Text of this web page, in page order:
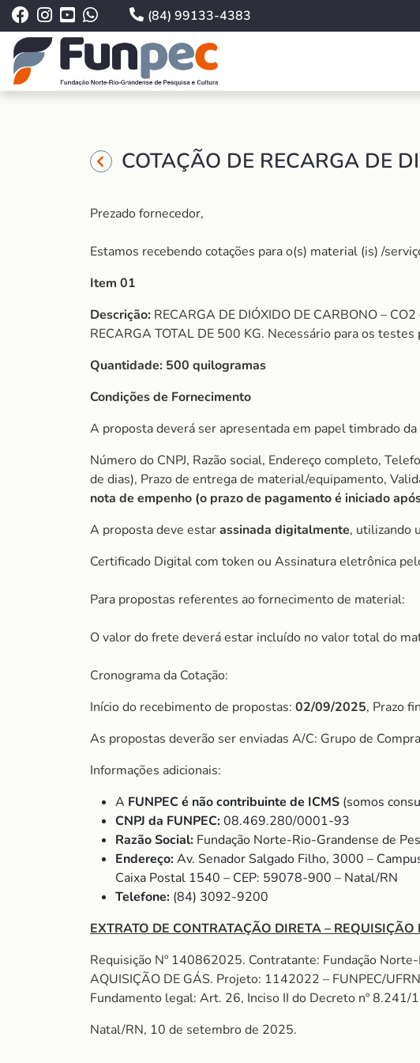
(84) 99133-4383
COTAÇÃO DE RECARGA DE
Prezado fornecedor,
Estamos recebendo cotações para o(s) material (is) /
Item 01
Descrição: RECARGA DE DIÓXIDO DE CARBONO –
RECARGA TOTAL DE 500 KG. Necessário para os
Quantidade: 500 quilogramas
Condições de Fornecimento
A proposta deverá ser apresentada em papel timbrado
Número do CNPJ, Razão social, Endereço completo,
de dias), Prazo de entrega de material/equipamento,
nota de empenho (o prazo de pagamento é iniciado
A proposta deve estarassinada digitalmente, utilizando
Certificado Digital com token ou Assinatura eletrônica
Para propostas referentes ao fornecimento de material:
O valor do frete deverá estar incluído no valor total do
Cronograma da Cotação:
Início do recebimento de propostas: 02/09/2025, Prazo
As propostas deverão ser enviadas A/C: Grupo de
Informações adicionais:
A FUNPEC é não contribuinte de ICMS (somos
CNPJ da FUNPEC:08.469.280/0001-93
Razão Social: Fundação Norte-Rio-Grandense de
Endereço:Av. Senador Salgado Filho, 3000 –
Caixa Postal 1540 – CEP: 59078-900 – Natal/RN
Telefone: (84) 3092-9200
EXTRATO DE CONTRATAÇÃO DIRETA –
Requisição Nº 140862025. Contratante: Fundação
AQUISIÇÃO DE GÁS. Projeto: 1142022 – FUNPEC/
Fundamento legal: Art. 26, Inciso II do Decreto nº 8.241/
Natal/RN, 10 de setembro de 2025.